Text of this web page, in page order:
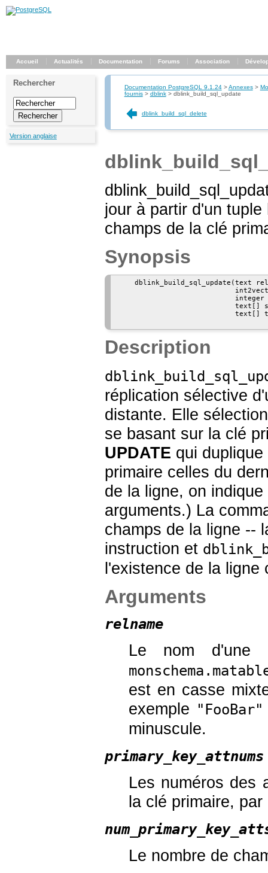
Accueil Actualités Documentation Forums Association
Rechercher
Version anglaise
Documentation PostgreSQL 9.1.24>Annexes>
fournis> dblink> dblink_build_sql_update
dblink_build_sql_delete
jour à partir d'un
champs de la clé
Synopsis
dblink_build_sql_update(text
integer
text[]
text[]
Description
réplication sélective
distante. Elle
se basant sur la clé
UPDATE qui
primaire celles du
de la ligne, on
arguments.) La
champs de la ligne --
instruction et
l'existence de la
Arguments
relname
Le nom d'une
est en casse
exemple "FooBar"
minuscule.
primary_key_attnums
Les numéros des
la clé primaire,
Le nombre de